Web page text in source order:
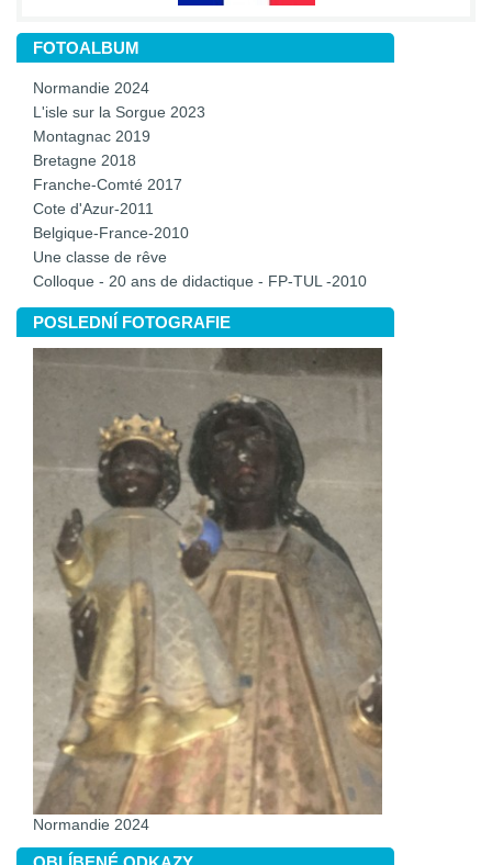
FOTOALBUM
Normandie 2024
L'isle sur la Sorgue 2023
Montagnac 2019
Bretagne 2018
Franche-Comté 2017
Cote d'Azur-2011
Belgique-France-2010
Une classe de rêve
Colloque - 20 ans de didactique - FP-TUL -2010
POSLEDNÍ FOTOGRAFIE
Normandie 2024